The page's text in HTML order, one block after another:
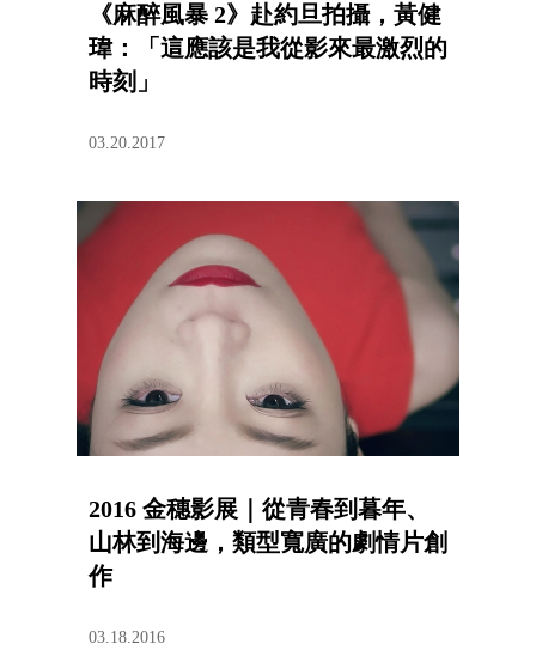
《麻醉風暴 2》赴約旦拍攝，黃健
瑋：「這應該是我從影來最激烈的
時刻」
03.20.2017
2016 金穗影展｜從青春到暮年、
山林到海邊，類型寬廣的劇情片創
作
03.18.2016